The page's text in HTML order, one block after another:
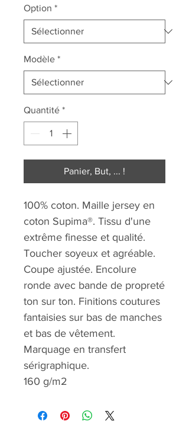
Option *
Modèle *
Quantité *
Panier, But, ... !
100% coton. Maille jersey en
coton Supima®. Tissu d'une
extrême finesse et qualité.
Toucher soyeux et agréable.
Coupe ajustée. Encolure
ronde avec bande de propreté
ton sur ton. Finitions coutures
fantaisies sur bas de manches
et bas de vêtement.
Marquage en transfert
sérigraphique.
160 g/m2